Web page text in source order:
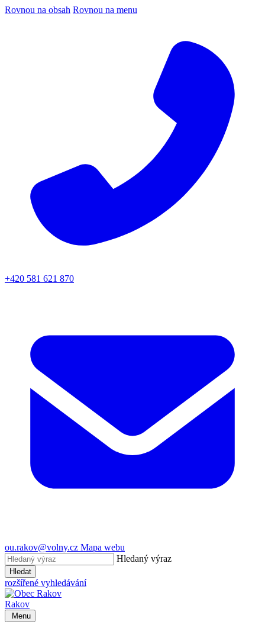
Rovnou na obsah Rovnou na menu
+420 581 621 870
ou.rakov@volny.cz Mapa webu
Hledaný výraz
Hledat
rozšířené vyhledávání
Rakov
Menu